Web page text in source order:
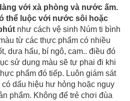
với xà phòng và nước ấm.
thể luộc với nước sôi hoặc
như cách vệ sinh Núm ti bình
từ các thực phẩm có nhiều
dưa hấu, bí ngô, cam.. điều đó
sử dụng màu sẽ tự phai đi khi
phẩm đó tiếp. Luôn giám sát
dấu hiệu hư hỏng hoặc nguy
phẩm. Không để trẻ chơi đùa